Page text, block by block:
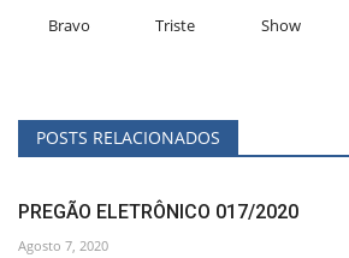
Bravo Triste Show
POSTS RELACIONADOS
PREGÃO ELETRÔNICO 017/2020
Agosto 7, 2020